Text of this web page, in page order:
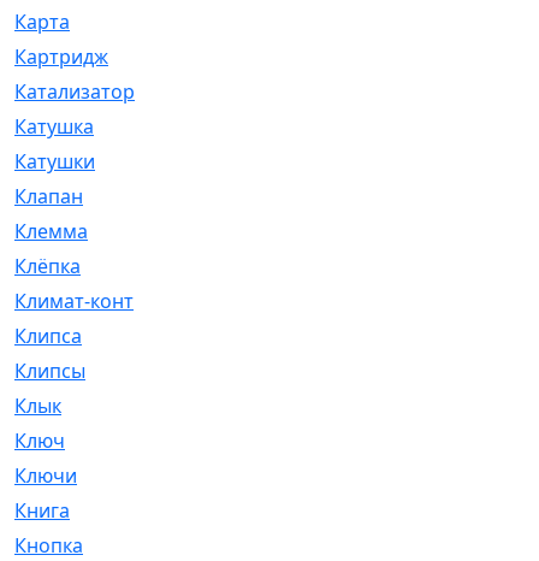
Карта
Картридж
Катализатор
Катушка
Катушки
Клапан
Клемма
Клёпка
Климат-контроль
Клипса
Клипсы
Клык
Ключ
Ключи
Книга
Кнопка